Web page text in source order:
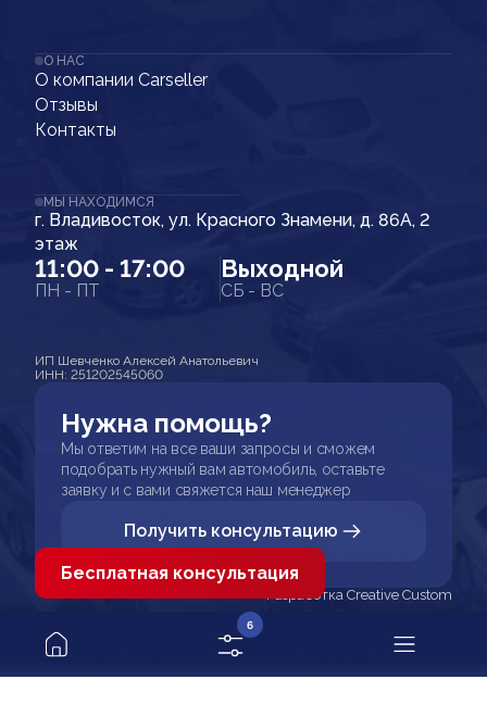
О НАС
О компании Carseller
Отзывы
Контакты
МЫ НАХОДИМСЯ
г. Владивосток, ул. Красного Знамени, д. 86А, 2
этаж
11:00 - 17:00
ПН - ПТ
Выходной
СБ - ВС
ИП Шевченко Алексей Анатольевич
ИНН: 251202545060
Нужна помощь?
Мы ответим на все ваши запросы и сможем
подобрать нужный вам автомобиль, оставьте
заявку и с вами свяжется наш менеджер
Получить консультацию
Разработка Creative Custom
6
Бесплатная консультация